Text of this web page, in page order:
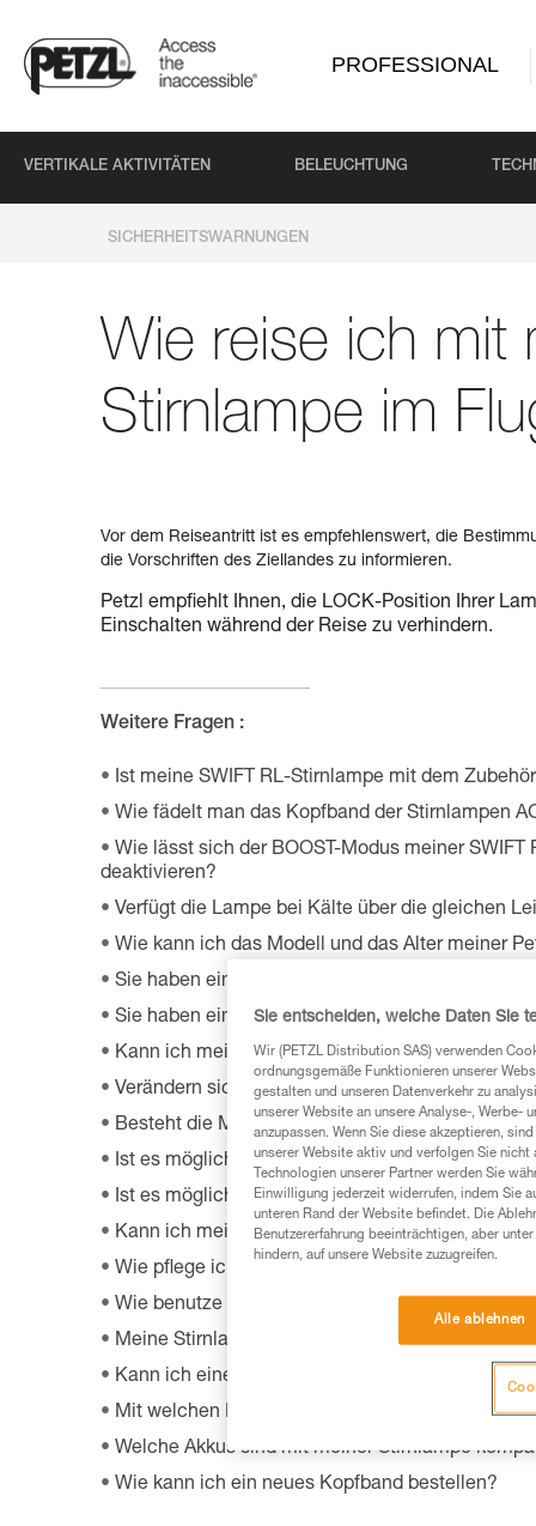
PROFESSIONAL
VERTIKALE AKTIVITÄTEN BELEUCHTUNG
SICHERHEITSWARNUNGEN
Wie reise ich mit
Stirnlampe im
Vor dem Reiseantritt ist es empfehlenswert, die
die Vorschriften des Ziellandes zu informieren.
Petzl empfiehlt Ihnen, die LOCK-Position Ihrer
Einschalten während der Reise zu verhindern.
Weitere Fragen :
Ist meine SWIFT RL-Stirnlampe mit dem
Wie fädelt man das Kopfband der Stirnlampen
Wie lässt sich der BOOST-Modus meiner
deaktivieren?
Verfügt die Lampe bei Kälte über die gleichen
Wie kann ich das Modell und das Alter meiner
Sie haben eine Frage zur Software OS by Petzl?
Sie haben eine Frage zur App MyPetzl Light?
Kann ich meine vernetzbare Stirnlampe
Verändern sich die Leistungen der Stirnlampe
Besteht die Möglichkeit, meine Stirnlampe zu
Ist es möglich, bei einer Stirnlampe eine LED
Ist es möglich die Original-Birne der ZOOM-
Kann ich meine Lampe zum Radfahren auf der
Wie pflege ich das Kopfband einer Stirnlampe?
Wie benutze ich die Stirnlampe bei Nebel?
Meine Stirnlampe leuchtet nicht mehr oder nur
Kann ich eine Stirnlampe an meinem Fahrrad
Mit welchen Lampen ist das HELMET ADAPT
Welche Akkus sind mit meiner Stirnlampe
Wie kann ich ein neues Kopfband bestellen?
Sie entscheiden, welche Daten Sie
Wir (PETZL Distribution SAS) verwenden
ordnungsgemäße Funktionieren unserer
gestalten und unseren Datenverkehr zu
unserer Website an unsere Analyse-, Werbe-
anzupassen. Wenn Sie diese akzeptieren,
unserer Website aktiv und verfolgen Sie
Technologien unserer Partner werden Sie
Einwilligung jederzeit widerrufen, indem Sie
unteren Rand der Website befindet. Die
Benutzererfahrung beeinträchtigen, aber
hindern, auf unsere Website zuzugreifen.
Alle ablehnen